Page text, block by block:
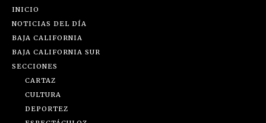
INICIO
NOTICIAS DEL DÍA
BAJA CALIFORNIA
BAJA CALIFORNIA SUR
SECCIONES
CARTAZ
CULTURA
DEPORTEZ